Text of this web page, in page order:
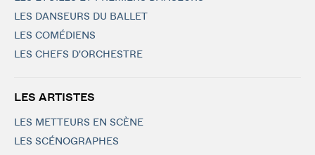
LES DANSEURS DU BALLET
LES COMÉDIENS
LES CHEFS D'ORCHESTRE
LES ARTISTES
LES METTEURS EN SCÈNE
LES SCÉNOGRAPHES